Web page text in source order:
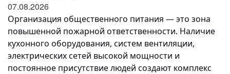
07.08.2026
Организация общественного питания — это зона
повышенной пожарной ответственности. Наличие
кухонного оборудования, систем вентиляции,
электрических сетей высокой мощности и
постоянное присутствие людей создают комплекс